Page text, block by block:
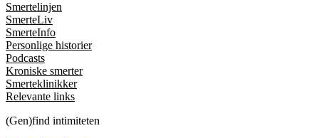
Smertelinjen
SmerteLiv
SmerteInfo
Personlige historier
Podcasts
Kroniske smerter
Smerteklinikker
Relevante links
(Gen)find intimiteten